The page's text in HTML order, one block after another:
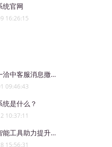
统官网
16:26:15
在线客服系统一洽中客服消息撤回？
09:46:43
是什么？
10:37:11
在线客服系统智能工具助力提升外贸客户服务效率
15:56:31